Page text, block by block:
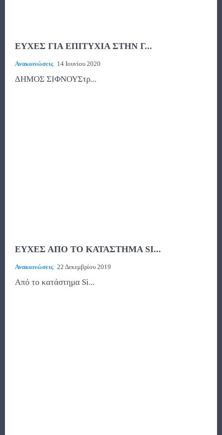
ΕΥΧΕΣ ΓΙΑ ΕΠΙΤΥΧΙΑ ΣΤΗΝ Γ...
Ανακοινώσεις 14 Ιουνίου 2020
ΔΗΜΟΣ ΣΙΦΝΟΥΣτρ...
ΕΥΧΕΣ ΑΠΟ ΤΟ ΚΑΤΑΣΤΗΜΑ SI...
Ανακοινώσεις 22 Δεκεμβρίου 2019
Από το κατάστημα Si...